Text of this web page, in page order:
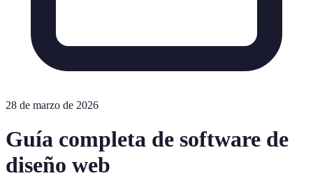
28 de marzo de 2026
Guía completa de software de
diseño web